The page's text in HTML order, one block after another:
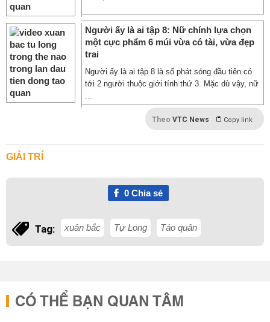
Người ấy là ai tập 8: Nữ chính lựa chọn
một cực phẩm 6 múi vừa có tài, vừa đẹp
trai
Người ấy là ai tập 8 là số phát sóng đầu tiên có
tới 2 người thuộc giới tính thứ 3. Mặc dù vậy, nữ
...
Theo VTC News Copy link
GIẢI TRÍ
0Chia sẻ
Tag: xuân bắc Tự Long Táo quân
CÓ THỂ BẠN QUAN TÂM